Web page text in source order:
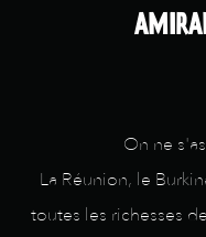
On ne
La Réunion, le
toutes les richesses